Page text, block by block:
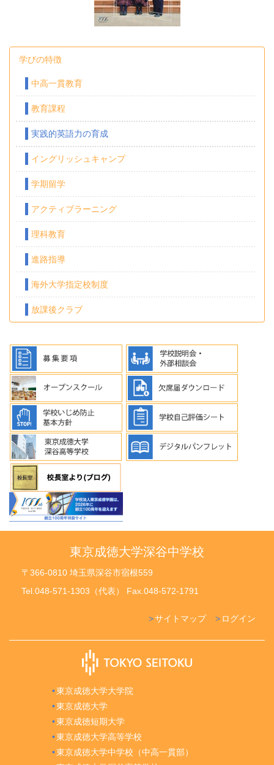
学びの特徴
中高一貫教育
教育課程
実践的英語力の育成
イングリッシュキャンプ
学期留学
アクティブラーニング
理科教育
進路指導
海外大学指定校制度
放課後クラブ
東京成徳大学深谷中学校
〒366-0810 埼玉県深谷市宿根559
Tel.048-571-1303（代表） Fax.048-572-1791
ログイン
サイトマップ
東京成徳大学大学院
東京成徳大学
東京成徳短期大学
東京成徳大学高等学校
東京成徳大学中学校（中高一貫部）